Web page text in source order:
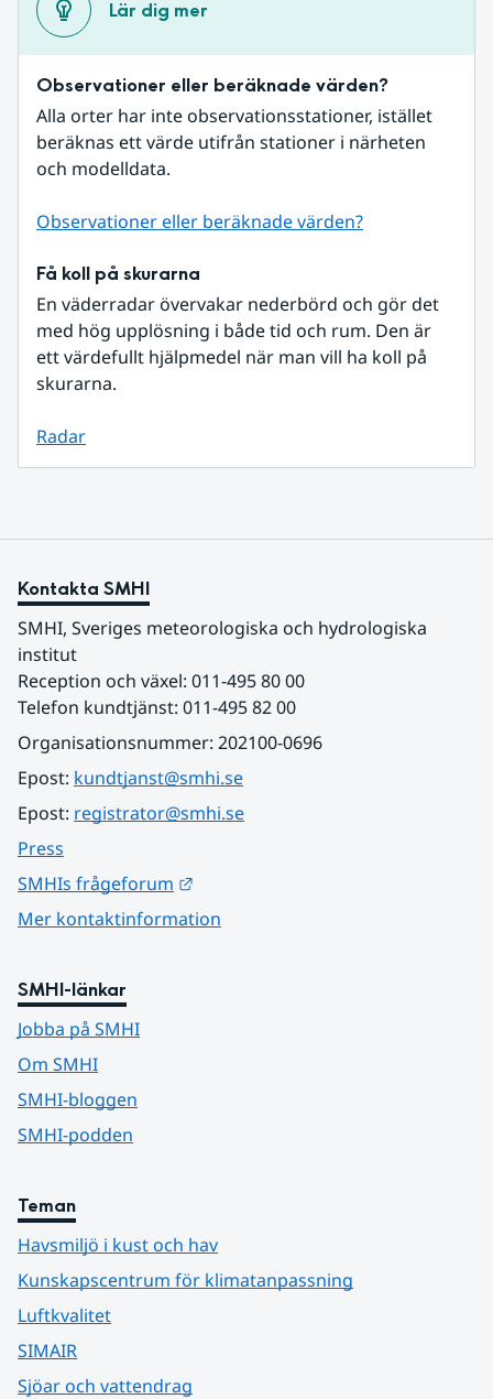
Lär dig mer
Observationer eller beräknade värden?
Alla orter har inte observationsstationer, istället
beräknas ett värde utifrån stationer i närheten
och modelldata.
Observationer eller beräknade värden?
Få koll på skurarna
En väderradar övervakar nederbörd och gör det
med hög upplösning i både tid och rum. Den är
ett värdefullt hjälpmedel när man vill ha koll på
skurarna.
Radar
Kontakta SMHI
SMHI, Sveriges meteorologiska och hydrologiska
institut
Reception och växel: 011-495 80 00
Telefon kundtjänst: 011-495 82 00
Organisationsnummer: 202100-0696
Epost: kundtjanst@smhi.se
Epost: registrator@smhi.se
Press
SMHIs frågeforum
Mer kontaktinformation
SMHI-länkar
Jobba på SMHI
Om SMHI
SMHI-bloggen
SMHI-podden
Teman
Havsmiljö i kust och hav
Kunskapscentrum för klimatanpassning
Luftkvalitet
SIMAIR
Sjöar och vattendrag